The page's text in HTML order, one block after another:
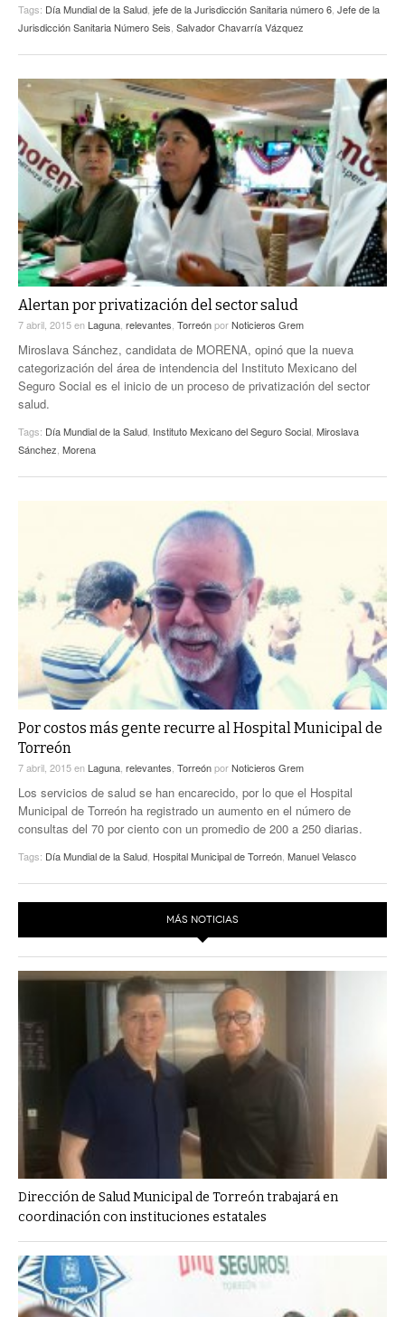
Tags: Día Mundial de la Salud jefe de la Jurisdicción Sanitaria número 6 Jefe de la
Jurisdicción Sanitaria Número Seis Salvador Chavarría Vázquez
Alertan por privatización del sector salud
7 abril, 2015en Laguna relevantes TorreónporNoticieros Grem
Miroslava Sánchez, candidata de MORENA, opinó que la nueva
categorización del área de intendencia del Instituto Mexicano del
Seguro Social es el inicio de un proceso de privatización del sector
salud.
Tags: Día Mundial de la Salud Instituto Mexicano del Seguro Social Miroslava
Sánchez Morena
Por costos más gente recurre al Hospital Municipal de
Torreón
7 abril, 2015en Laguna relevantes TorreónporNoticieros Grem
Los servicios de salud se han encarecido, por lo que el Hospital
Municipal de Torreón ha registrado un aumento en el número de
consultas del 70 por ciento con un promedio de 200 a 250 diarias.
Tags: Día Mundial de la Salud Hospital Municipal de Torreón Manuel Velasco
MÁS NOTICIAS
Dirección de Salud Municipal de Torreón trabajará en
coordinación con instituciones estatales